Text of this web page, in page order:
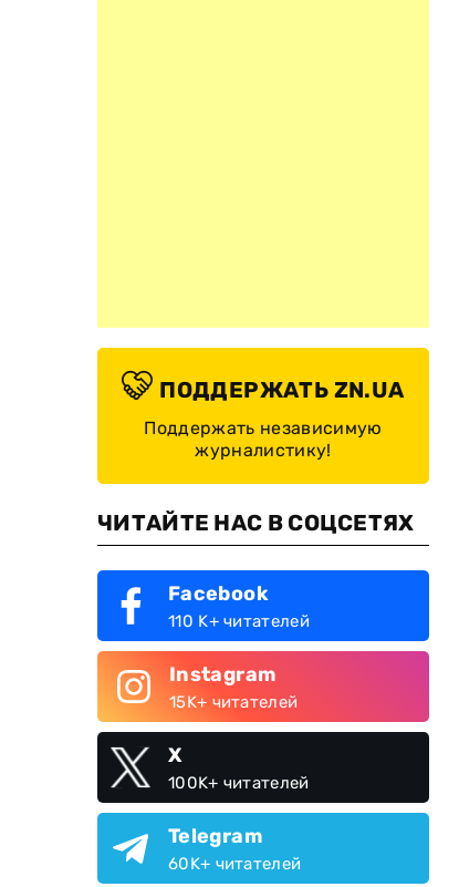
ПОДДЕРЖАТЬ ZN.UA
Поддержать независимую
журналистику!
ЧИТАЙТЕ НАС В СОЦСЕТЯХ
Facebook
110 K+ читателей
Instagram
15K+ читателей
X
100K+ читателей
Telegram
60K+ читателей